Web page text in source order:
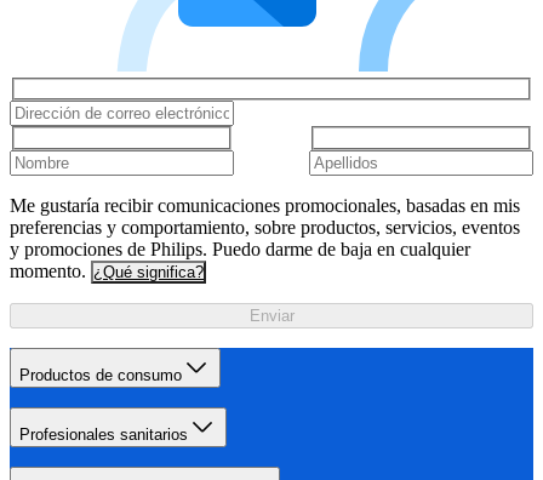
Me gustaría recibir comunicaciones promocionales, basadas en mis
preferencias y comportamiento, sobre productos, servicios, eventos
y promociones de Philips. Puedo darme de baja en cualquier
momento. ¿Qué significa?
Enviar
Productos de consumo
Profesionales sanitarios